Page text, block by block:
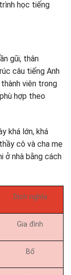
gũi, thân
câu tiếng Anh
viên trong
hợp theo
khá lớn, khá
cô và cha mẹ
ở nhà bằng cách
Dịch nghĩa
Gia đình
Bố